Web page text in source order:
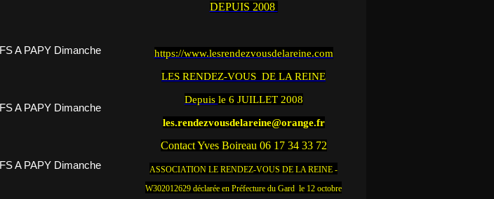
DEPUIS 2008
https://www.lesrendezvousdelareine.com
LES RENDEZ-VOUS DE LA REINE
Depuis le 6 JUILLET 2008
les.rendezvousdelareine@orange.fr
Contact Yves Boireau 06 17 34 33 72
ASSOCIATION LE RENDEZ-VOUS DE LA REINE -
W302012629 déclarée en Préfecture du Gard le 12 octobre